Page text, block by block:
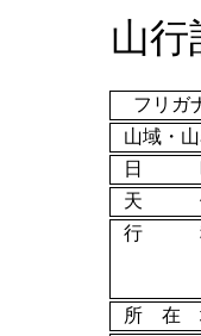
山行
フリガ
山域・
日
天
行
所 在